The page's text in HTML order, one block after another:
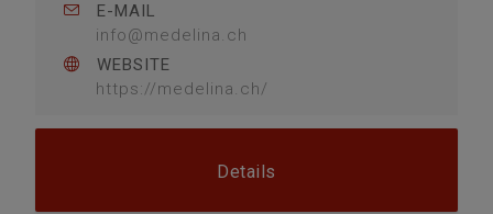
E-MAIL
info@medelina.ch
WEBSITE
https://medelina.ch/
Details